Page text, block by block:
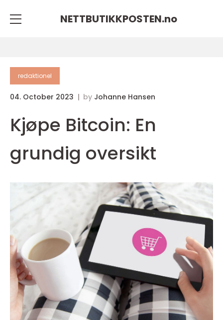
NETTBUTIKKPOSTEN.no
redaktionel
04. October 2023 by Johanne Hansen
Kjøpe Bitcoin: En
grundig oversikt